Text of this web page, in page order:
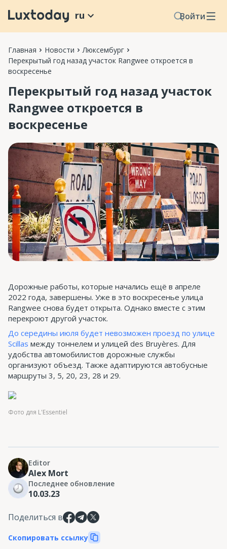
Войти
ru
Главная Новости
Люксембург
Перекрытый год назад участок Rangwee откроется в
воскресенье
Перекрытый год назад участок
Rangwee откроется в
воскресенье
Дорожные работы, которые начались ещё в апреле
2022 года, завершены. Уже в это воскресенье улица
Rangwee снова будет открыта. Однако вместе с этим
перекроют другой участок.
До середины июля будет невозможен проезд по улице
Scillas между тоннелем и улицей des Bruyères. Для
удобства автомобилистов дорожные службы
организуют объезд. Также адаптируются автобусные
маршруты 3, 5, 20, 23, 28 и 29.
Фото для L'Essentiel
Editor
Alex Mort
Последнее обновление
10.03.23
Поделиться в
Скопировать ссылку